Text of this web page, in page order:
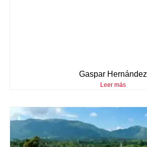
Gaspar Hernández
Leer más